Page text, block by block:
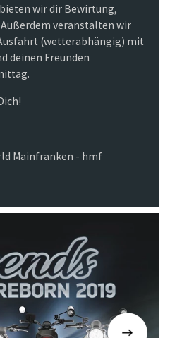
wir dir Bewirtung,
Außerdem veranstalten wir
(wetterabhängig) mit
deinen Freunden
Mainfranken - hmf